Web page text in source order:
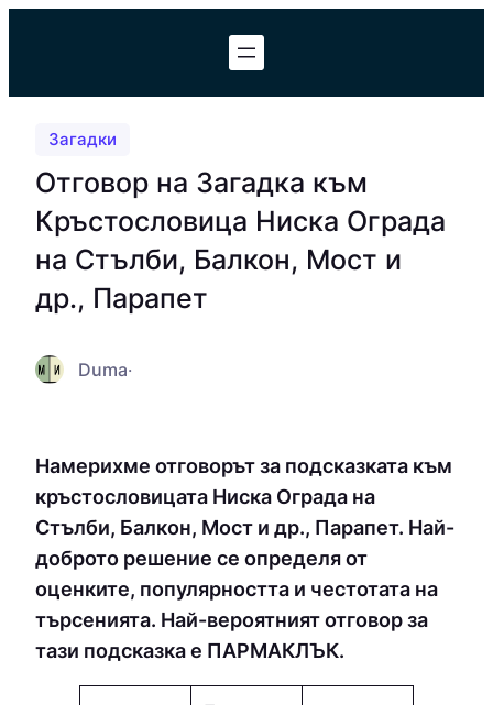
Загадки
Отговор на Загадка към
Кръстословица Ниска Оградa
на Стълби, Балкон, Мост и
др., Парапет
Duma·
Намерихме отговорът за подсказката към
кръстословицата Ниска Оградa на
Стълби, Балкон, Мост и др., Парапет. Най-
доброто решение се определя от
оценките, популярността и честотата на
търсенията. Най-вероятният отговор за
тази подсказка е ПAPМAКЛЪК.